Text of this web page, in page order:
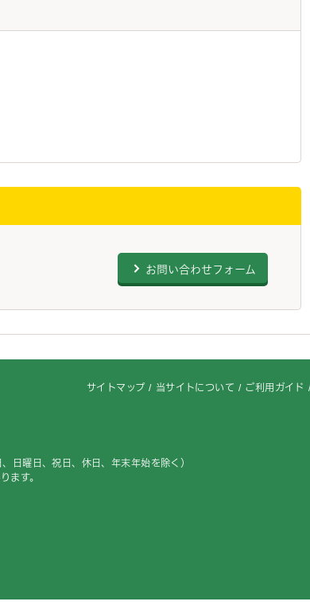
お問い合わせフォーム
サイトマップ 当サイトについて ご利用ガイド
日曜日、祝日、休日、年末年始を除く）
ます。